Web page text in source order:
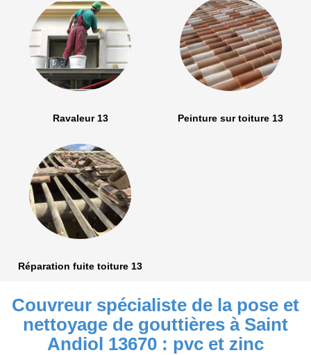
Ravaleur 13 Peinture sur toiture 13
Réparation fuite toiture 13
Couvreur spécialiste de la pose et
nettoyage de gouttières à Saint
Andiol 13670 : pvc et zinc